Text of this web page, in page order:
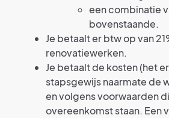
een combinatie
bovenstaande.
Je betaalt er btw op van
renovatiewerken.
Je betaalt de kosten (het
stapsgewijs naarmate de
en volgens voorwaarden
overeenkomst staan. Een